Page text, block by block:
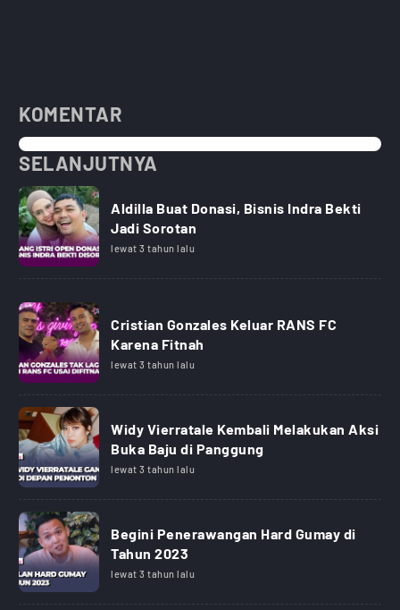
KOMENTAR
SELANJUTNYA
Aldilla Buat Donasi, Bisnis Indra Bekti
Jadi Sorotan
lewat 3 tahun lalu
Cristian Gonzales Keluar RANS FC
Karena Fitnah
lewat 3 tahun lalu
Widy Vierratale Kembali Melakukan Aksi
Buka Baju di Panggung
lewat 3 tahun lalu
Begini Penerawangan Hard Gumay di
Tahun 2023
lewat 3 tahun lalu